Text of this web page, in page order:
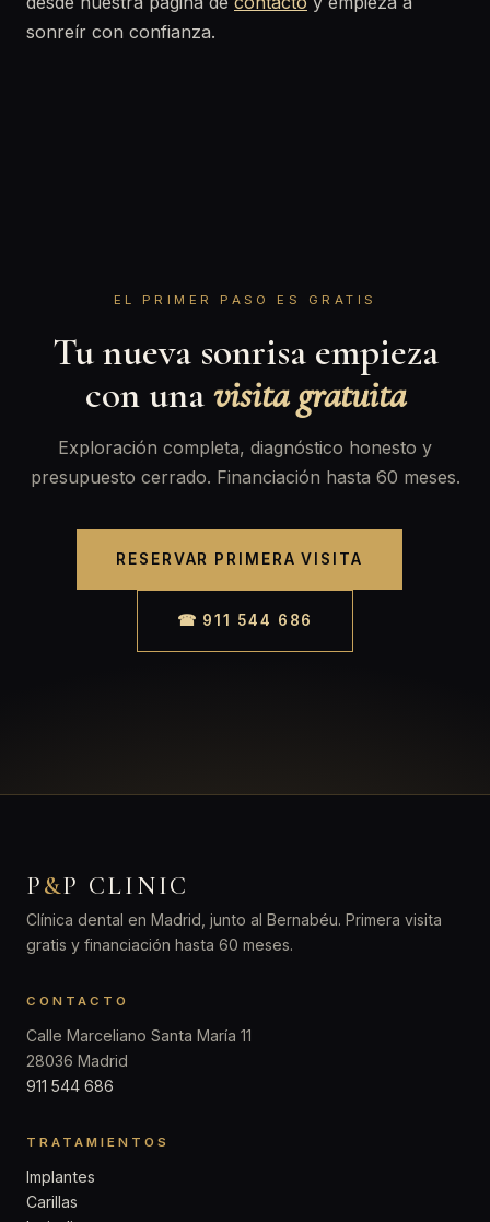
sonreír con confianza.
EL PRIMER PASO ES GRATIS
Tu nueva sonrisa empieza
con unavisita gratuita
Exploración completa, diagnóstico honesto y
presupuesto cerrado. Financiación hasta 60 meses.
RESERVAR PRIMERA VISITA
☎ 911 544 686
P&P CLINIC
Clínica dental en Madrid, junto al Bernabéu. Primera visita
gratis y financiación hasta 60 meses.
CONTACTO
Calle Marceliano Santa María 11
28036 Madrid
911 544 686
TRATAMIENTOS
Implantes
Carillas